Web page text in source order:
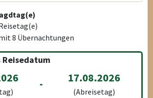
8 Übernachtungen
- 17.08.2026
(Abreisetag)